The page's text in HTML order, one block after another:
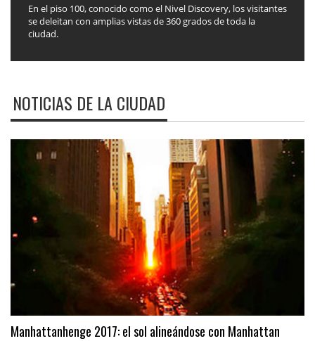
En el piso 100, conocido como el Nivel Discovery, los visitantes
se deleitan con amplias vistas de 360 grados de toda la
ciudad.
NOTICIAS DE LA CIUDAD
Manhattanhenge 2017: el sol alineándose con Manhattan